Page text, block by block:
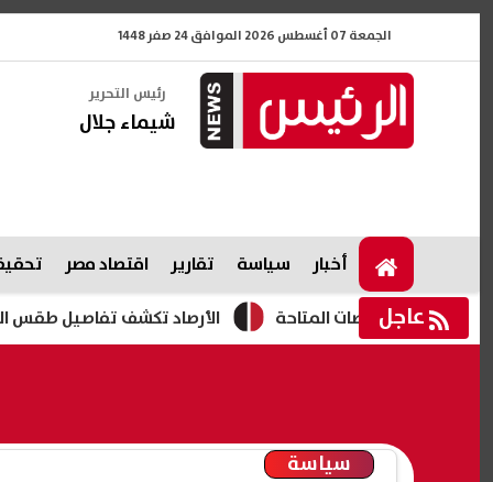
الجمعة 07 أغسطس 2026 الموافق 24 صفر 1448
رئيس التحرير
شيماء جلال
أخبار سياسة تقارير اقتصاد مصر
عاجل الأرصاد تكشف تفاصيل طقس الجمعة 7 أغسطس 2026 ودرجات الحرارة المتوقعة
سياسة